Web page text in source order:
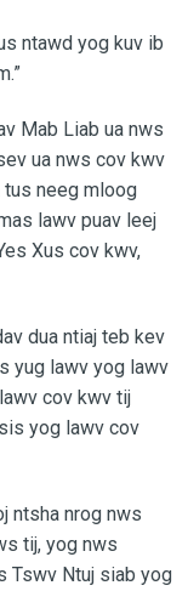
ntawd yog kuv ib
Mab Liab ua nws
ua nws cov kwv
tus neeg mloog
lawv puav leej
Xus cov kwv,
dua ntiaj teb kev
yug lawv yog lawv
cov kwv tij
yog lawv cov
ntsha nrog nws
tij, yog nws
Tswv Ntuj siab yog